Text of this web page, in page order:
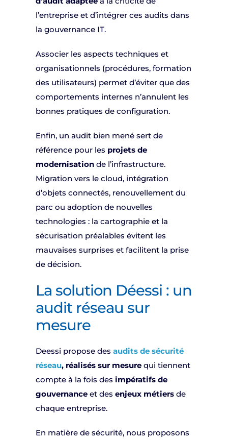
l’entreprise et d’intégrer ces audits dans
la gouvernance IT.
Associer les aspects techniques et
organisationnels (procédures, formation
des utilisateurs) permet d’éviter que des
comportements internes n’annulent les
bonnes pratiques de configuration.
Enfin, un audit bien mené sert de
référence pour les projets de
modernisation de l’infrastructure.
Migration vers le cloud, intégration
d’objets connectés, renouvellement du
parc ou adoption de nouvelles
technologies : la cartographie et la
sécurisation préalables évitent les
mauvaises surprises et facilitent la prise
de décision.
La solution Déessi : un
audit réseau sur
mesure
Deessi propose des audits de sécurité
réseau, réalisés sur mesure qui tiennent
compte à la fois des impératifs de
gouvernanceet des enjeux métiers de
chaque entreprise.
En matière de sécurité, nous proposons